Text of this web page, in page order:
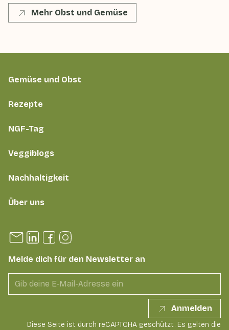
Mehr Obst und Gemüse
Gemüse und Obst
Rezepte
NGF-Tag
Veggiblogs
Nachhaltigkeit
Über uns
Melde dich für den Newsletter an
Anmelden
Diese Seite ist durch reCAPTCHA geschützt. Es gelten die